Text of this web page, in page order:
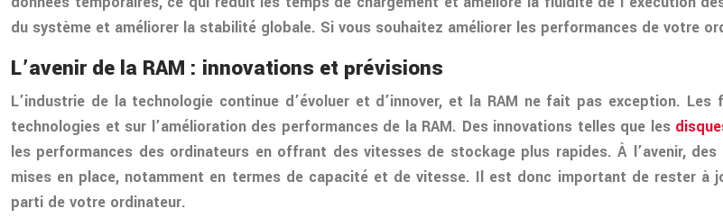
du système et améliorer la stabilité globale. Si vous souhaitez améliorer les performances de votre
L’avenir de la RAM : innovations et prévisions
L’industrie de la technologie continue d’évoluer et d’innover, et la RAM ne fait pas exception.
technologies et sur l’amélioration des performances de la RAM. Des innovations telles que les
les performances des ordinateurs en offrant des vitesses de stockage plus rapides. À l’avenir,
mises en place, notamment en termes de capacité et de vitesse. Il est donc important de rester à
parti de votre ordinateur.